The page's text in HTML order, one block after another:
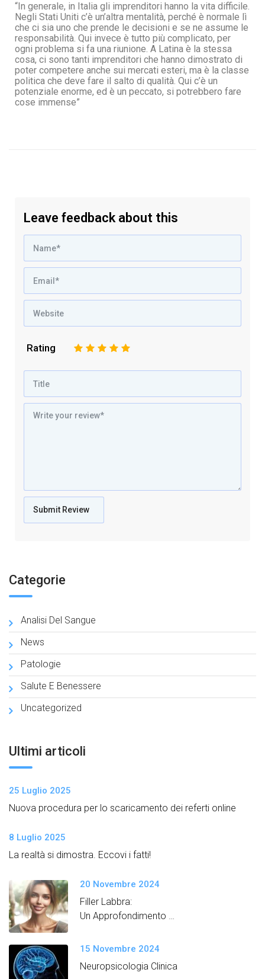
“In generale, in Italia gli imprenditori hanno la vita difficile.
Negli Stati Uniti c’è un’altra mentalità, perché è normale lì
che ci sia uno che prende le decisioni e se ne assume le
responsabilità. Qui invece è tutto più complicato, per
ogni problema si fa una riunione. A Latina è la stessa
cosa, ci sono tanti imprenditori che hanno dimostrato di
poter competere anche sui mercati esteri, ma è la classe
politica che deve fare il salto di qualità. Qui c’è un
potenziale enorme, ed è un peccato, si potrebbero fare
cose immense”
Leave feedback about this
Rating 5
4
3
2
Categorie
Analisi Del Sangue
News
Patologie
Salute E Benessere
Uncategorized
Ultimi articoli
25 Luglio 2025
Nuova procedura per lo scaricamento dei referti online
8 Luglio 2025
La realtà si dimostra. Eccovi i fatti!
20 Novembre 2024
Filler Labbra:
Un Approfondimento
15 Novembre 2024
Neuropsicologia Clinica